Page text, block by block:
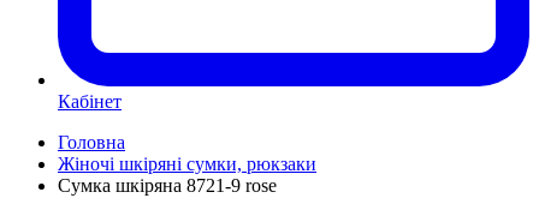
Кабінет
Головна
Жіночі шкіряні сумки, рюкзаки
Сумка шкіряна 8721-9 rose